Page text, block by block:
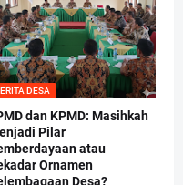
DESA
dan KPMD: Masihkah
Pilar
atau
Ornamen
Desa?